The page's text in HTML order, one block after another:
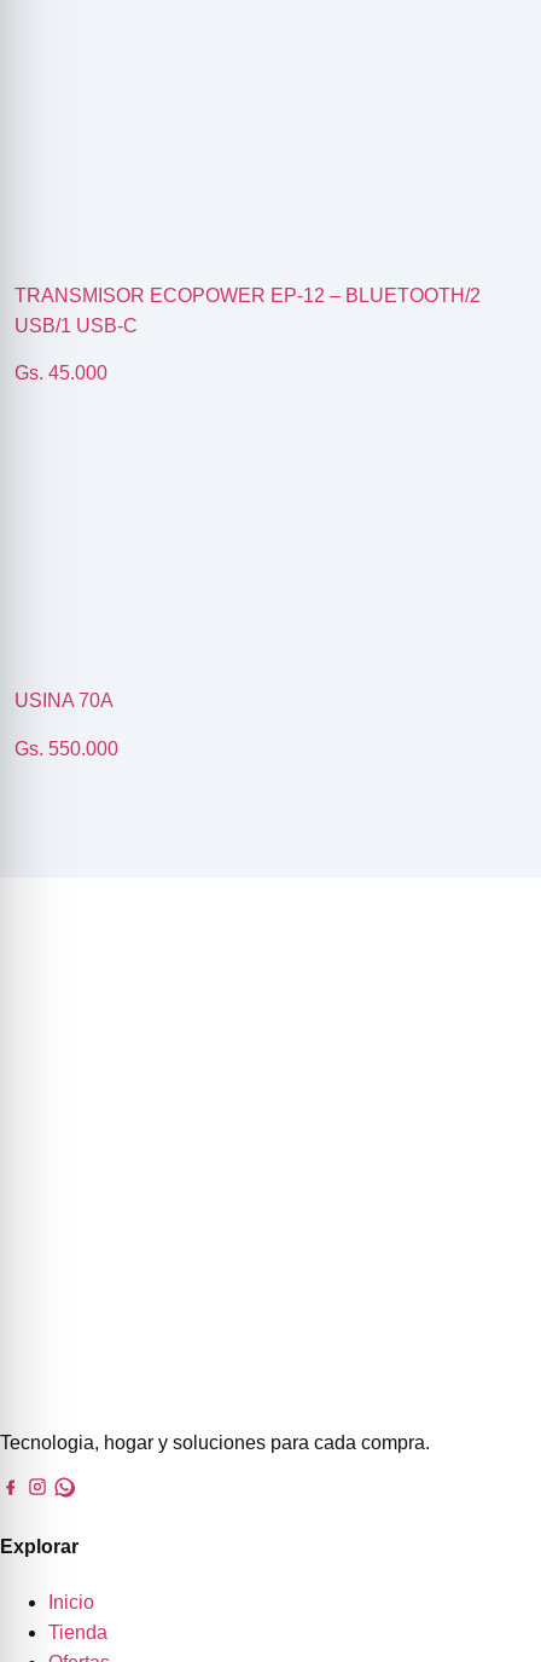
TRANSMISOR ECOPOWER EP-12 – BLUETOOTH/2
USB/1 USB-C
Gs. 45.000
USINA 70A
Gs. 550.000
Tecnologia, hogar y soluciones para cada compra.
Explorar
Inicio
Tienda